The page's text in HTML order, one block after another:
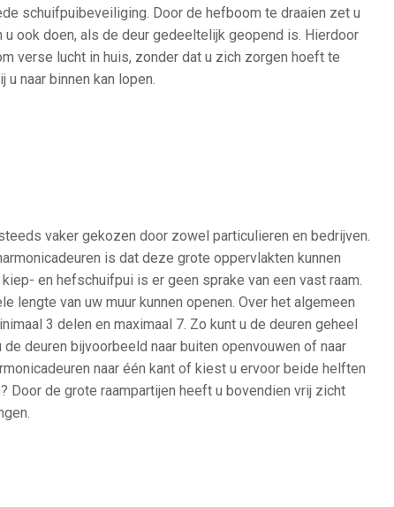
schuifpuibeveiliging. Door de hefboom te draaien zet u
ook doen, als de deur gedeeltelijk geopend is. Hierdoor
verse lucht in huis, zonder dat u zich zorgen hoeft te
naar binnen kan lopen.
vaker gekozen door zowel particulieren en bedrijven.
is dat deze grote oppervlakten kunnen
en hefschuifpui is er geen sprake van een vast raam.
lengte van uw muur kunnen openen. Over het algemeen
3 delen en maximaal 7. Zo kunt u de deuren geheel
deuren bijvoorbeeld naar buiten openvouwen of naar
naar één kant of kiest u ervoor beide helften
Door de grote raampartijen heeft u bovendien vrij zicht